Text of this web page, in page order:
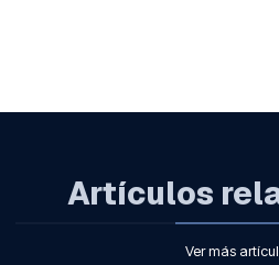
Artículos
Ver más